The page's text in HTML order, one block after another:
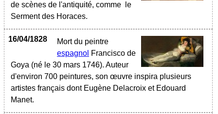
de scènes de l'antiquité, comme le
Serment des Horaces.
16/04/1828
Mort du peintre
espagnol Francisco de
Goya (né le 30 mars 1746). Auteur
d'environ 700 peintures, son œuvre inspira plusieurs
artistes français dont Eugène Delacroix et Edouard
Manet.